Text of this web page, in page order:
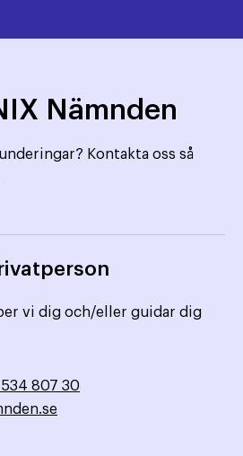
Nämnden
Kontakta oss så
vi dig och/eller guidar dig
807 30